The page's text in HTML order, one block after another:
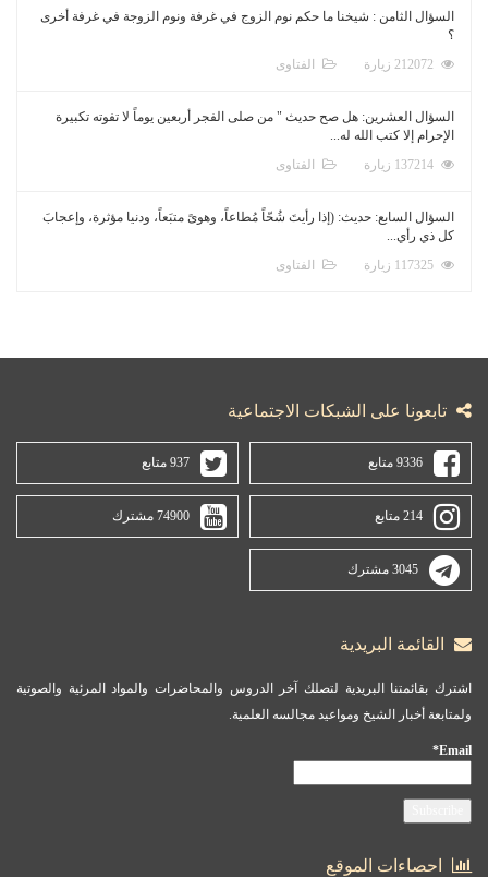
السؤال الثامن : شيخنا ما حكم نوم الزوج في غرفة ونوم الزوجة في غرفة أخرى
؟
الفتاوى
السؤال العشرين: هل صح حديث " من صلى الفجر أربعين يوماً لا تفوته تكبيرة
الإحرام إلا كتب الله له...
الفتاوى
السؤال السابع: حديث: (إذا رأيتَ شُحّاً مُطاعاً، وهوىً متبَعاً، ودنيا مؤثرة، وإعجابَ
كل ذي رأي...
الفتاوى
تابعونا على الشبكات الاجتماعية
9336 متابع 937 متابع
214 متابع 74900 مشترك
3045 مشترك
القائمة البريدية
اشترك بقائمتنا البريدية لتصلك آخر الدروس والمحاضرات والمواد المرئية والصوتية
ولمتابعة أخبار الشيخ ومواعيد مجالسه العلمية.
Email*
احصاءات الموقع